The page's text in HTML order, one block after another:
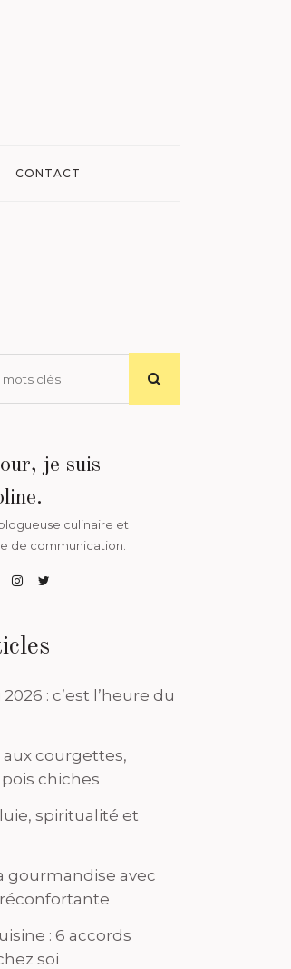
CONTACT
je suis
culinaire et
de communication.
: c’est l’heure du
courgettes,
chiches
spiritualité et
gourmandise avec
: 6 accords
soi